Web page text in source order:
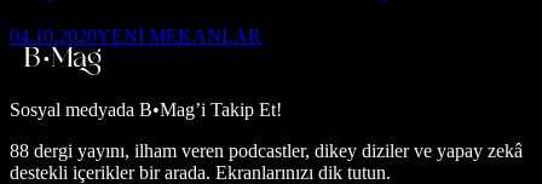
04.10.2020YENİ MEKANLAR
Sosyal medyada B•Mag’i Takip Et!
88 dergi yayını, ilham veren podcastler, dikey diziler ve yapay zekâ
destekli içerikler bir arada. Ekranlarınızı dik tutun.